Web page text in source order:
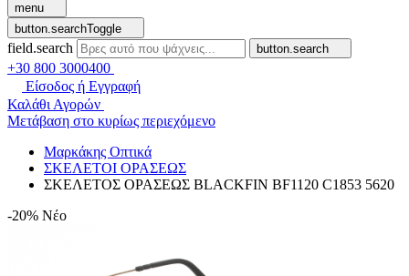
menu
button.searchToggle
field.search button.search
+30 800 3000400
Είσοδος ή Εγγραφή
Καλάθι Αγορών
Μετάβαση στο κυρίως περιεχόμενο
Μαρκάκης Οπτικά
ΣΚΕΛΕΤΟΙ ΟΡΑΣΕΩΣ
ΣΚΕΛΕΤΟΣ ΟΡΑΣΕΩΣ BLACKFIN BF1120 C1853 5620
-20% Νέο